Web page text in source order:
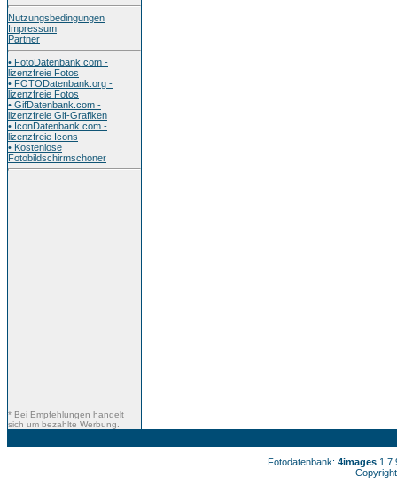
Nutzungsbedingungen
Impressum
Partner
• FotoDatenbank.com -
lizenzfreie Fotos
• FOTODatenbank.org -
lizenzfreie Fotos
• GifDatenbank.com -
lizenzfreie Gif-Grafiken
• IconDatenbank.com -
lizenzfreie Icons
• Kostenlose
Fotobildschirmschoner
* Bei Empfehlungen handelt
sich um bezahlte Werbung.
Fotodatenbank: 4images